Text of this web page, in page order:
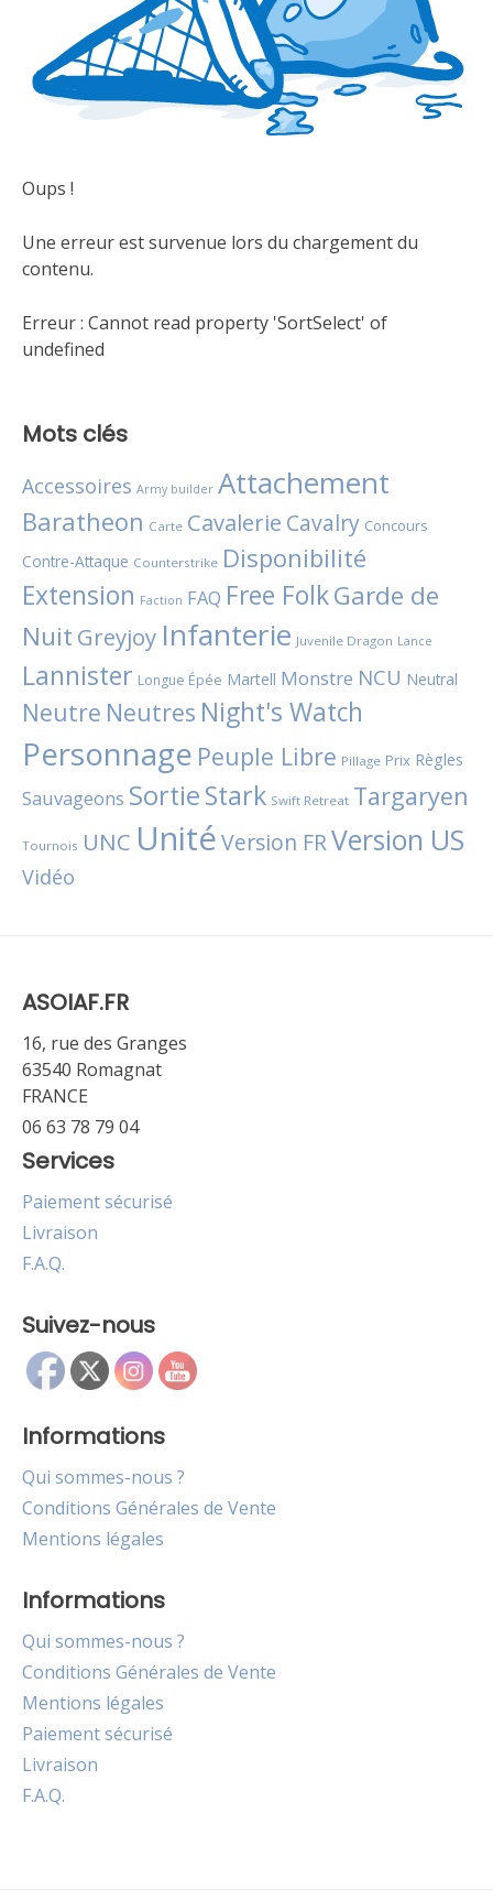
Oups !
Une erreur est survenue lors du chargement du
contenu.
Erreur : Cannot read property 'SortSelect' of
undefined
Mots clés
Accessoires Army builder Attachement
Baratheon Carte Cavalerie Cavalry Concours
Contre-Attaque Counterstrike Disponibilité
Extension Faction FAQ Free FolkGarde de
Nuit Greyjoy Infanterie Juvenile Dragon Lance
Lannister Longue Épée Martell Monstre NCU Neutral
Neutre Neutres Night's Watch
Personnage Peuple Libre Pillage Prix Règles
Sauvageons SortieStark Swift Retreat Targaryen
Tournois UNC UnitéVersion FRVersion US
Vidéo
ASOIAF.FR
16, rue des Granges
63540 Romagnat
FRANCE
06 63 78 79 04
Services
Paiement sécurisé
Livraison
F.A.Q.
Suivez-nous
Informations
Qui sommes-nous ?
Conditions Générales de Vente
Mentions légales
Informations
Qui sommes-nous ?
Conditions Générales de Vente
Mentions légales
Paiement sécurisé
Livraison
F.A.Q.